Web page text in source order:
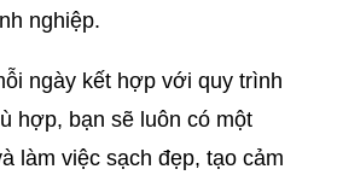
nghiệp.
ngày kết hợp với quy trình
hợp, bạn sẽ luôn có một
làm việc sạch đẹp, tạo cảm